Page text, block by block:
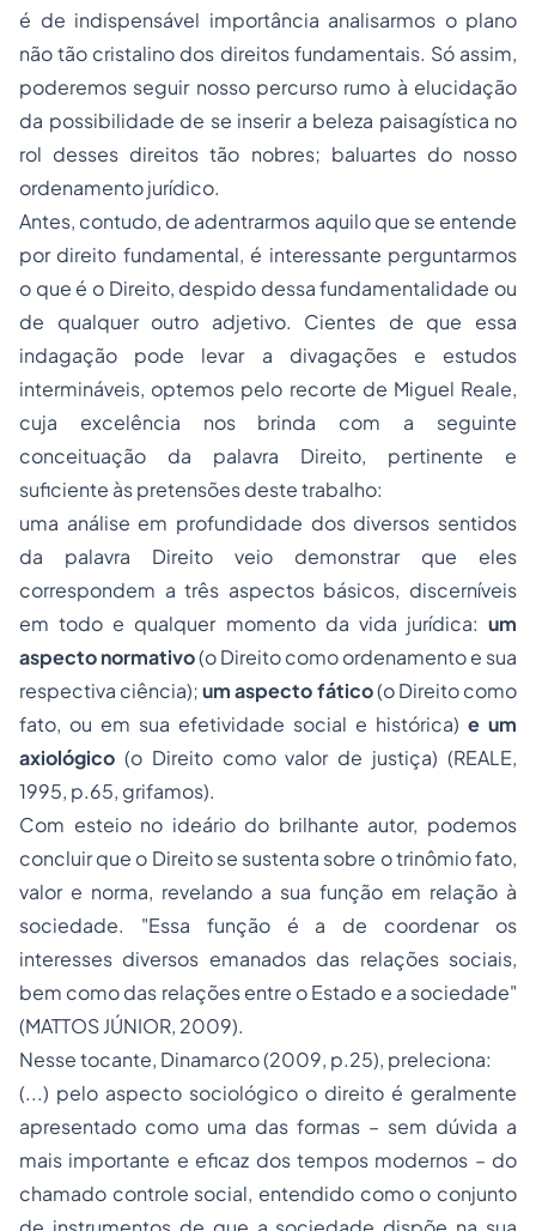
é de indispensável importância analisarmos o plano
não tão cristalino dos direitos fundamentais. Só assim,
poderemos seguir nosso percurso rumo à elucidação
da possibilidade de se inserir a beleza paisagística no
rol desses direitos tão nobres; baluartes do nosso
ordenamento jurídico.
Antes, contudo, de adentrarmos aquilo que se entende
por direito fundamental, é interessante perguntarmos
o que é o Direito, despido dessa fundamentalidade ou
de qualquer outro adjetivo. Cientes de que essa
indagação pode levar a divagações e estudos
intermináveis, optemos pelo recorte de Miguel Reale,
cuja excelência nos brinda com a seguinte
conceituação da palavra Direito, pertinente e
suficiente às pretensões deste trabalho:
uma análise em profundidade dos diversos sentidos
da palavra Direito veio demonstrar que eles
correspondem a três aspectos básicos, discerníveis
em todo e qualquer momento da vida jurídica: um
aspecto normativo(o Direito como ordenamento e sua
respectiva ciência);um aspecto fático(o Direito como
fato, ou em sua efetividade social e histórica) e um
axiológico (o Direito como valor de justiça) (REALE,
1995, p.65, grifamos).
Com esteio no ideário do brilhante autor, podemos
concluir que o Direito se sustenta sobre o trinômio fato,
valor e norma, revelando a sua função em relação à
sociedade. "Essa função é a de coordenar os
interesses diversos emanados das relações sociais,
bem como das relações entre o Estado e a sociedade"
(MATTOS JÚNIOR, 2009).
Nesse tocante, Dinamarco (2009, p.25), preleciona:
(...) pelo aspecto sociológico o direito é geralmente
apresentado como uma das formas – sem dúvida a
mais importante e eficaz dos tempos modernos – do
chamado controle social, entendido como o conjunto